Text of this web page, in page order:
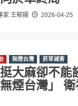
家 王郁揚 2026-04-25
無煙台灣 菸草減害
大麻卻不能
煙台灣」